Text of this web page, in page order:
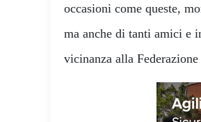
occasioni come queste,
ma anche di tanti amici e
vicinanza alla